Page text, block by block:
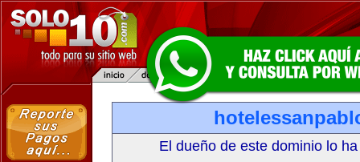
El dueño de este dominio lo